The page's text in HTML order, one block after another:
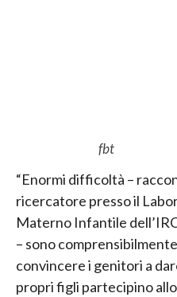
fbt
“Enormi difficoltà –
ricercatore presso il
Materno Infantile
– sono
convincere i genitori a
propri figli partecipino